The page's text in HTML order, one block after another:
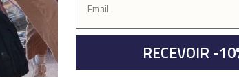
RECEVOIR -